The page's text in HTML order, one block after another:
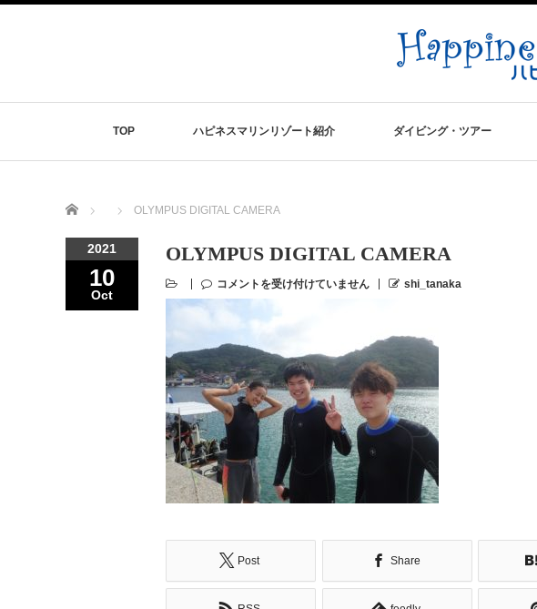
TOP ハピネスマリンリゾート紹介 ダイビング・ツアー
Home OLYMPUS DIGITAL CAMERA
2021
10
Oct
OLYMPUS DIGITAL CAMERA
コメントを受け付けていません shi_tanaka
Post Share